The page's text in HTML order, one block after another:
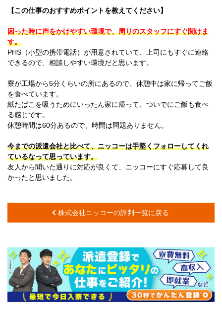
【この仕事のおすすめポイントを教えてください】
困った時に声をかけやすい環境で、周りのスタッフにすぐ聞けま
す。
PHS（小型の携帯電話）が用意されていて、上司にもすぐに連絡
できるので、相談しやすい環境だと思います。
寮が工場から5分くらいの所にあるので、休憩中は家に帰ってご飯
を食べています。
紙たばこを吸うためにいったん家に帰って、ついでにご飯も食べ
る感じです。
休憩時間は60分あるので、時間は問題ありません。
今までの派遣会社と比べて、ニッコーは手堅くフォローしてくれ
ているなって思っています。
友人から聞いた通りに対応が良くて、ニッコーにすぐ応募して良
かったと思いました。
株式会社ニッコーの評判一覧に戻る